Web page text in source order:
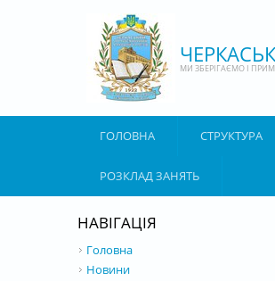
МИ ЗБЕРІГАЄМО І
ГОЛОВНА СТРУКТУРА
РОЗКЛАД ЗАНЯТЬ
НАВІГАЦІЯ
Головна
Новини